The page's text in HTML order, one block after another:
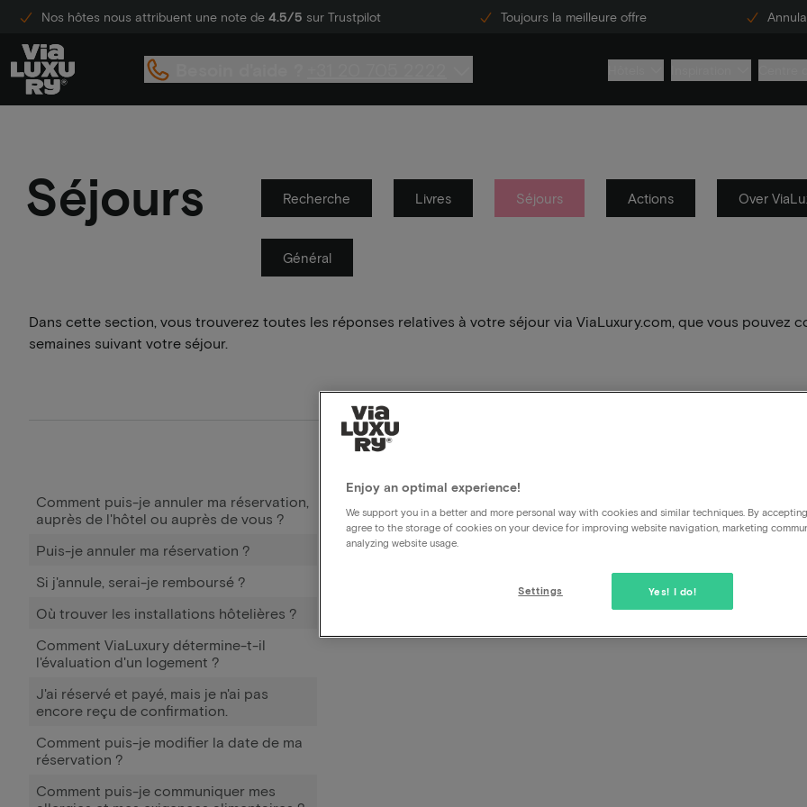
Nos hôtes nous attribuent une note de 4.5/5 sur Trustpilot Toujours la meilleure offre
Séjours Recherche Livres Séjours Actions Over
Général
Dans cette section, vous trouverez toutes les réponses relatives à votre séjour via ViaLuxury.com, que vous pouvez
semaines suivant votre séjour.
Comment puis-je annuler ma réservation,
auprès de l'hôtel ou auprès de vous ?
Puis-je annuler ma réservation ?
Si j'annule, serai-je remboursé ?
Où trouver les installations hôtelières ?
Comment ViaLuxury détermine-t-il
l'évaluation d'un logement ?
J'ai réservé et payé, mais je n'ai pas
encore reçu de confirmation.
Comment puis-je modifier la date de ma
réservation ?
Comment puis-je communiquer mes
Je veux personnaliser le
Ce n'est pas possible, mais il y a des extras qui peuvent
processus de réservation. La durée et le contenu du
Si vous souhaitez venir avec plus de deux personnes,
forfaits supplémentaires à la deuxième étape du
Enjoy an optimal experience!
We support you in a better and more personal way with cookies and similar techniques. By
agree to the storage of cookies on your device for improving website navigation, marketing
analyzing website usage.
Yes! I do!
Settings